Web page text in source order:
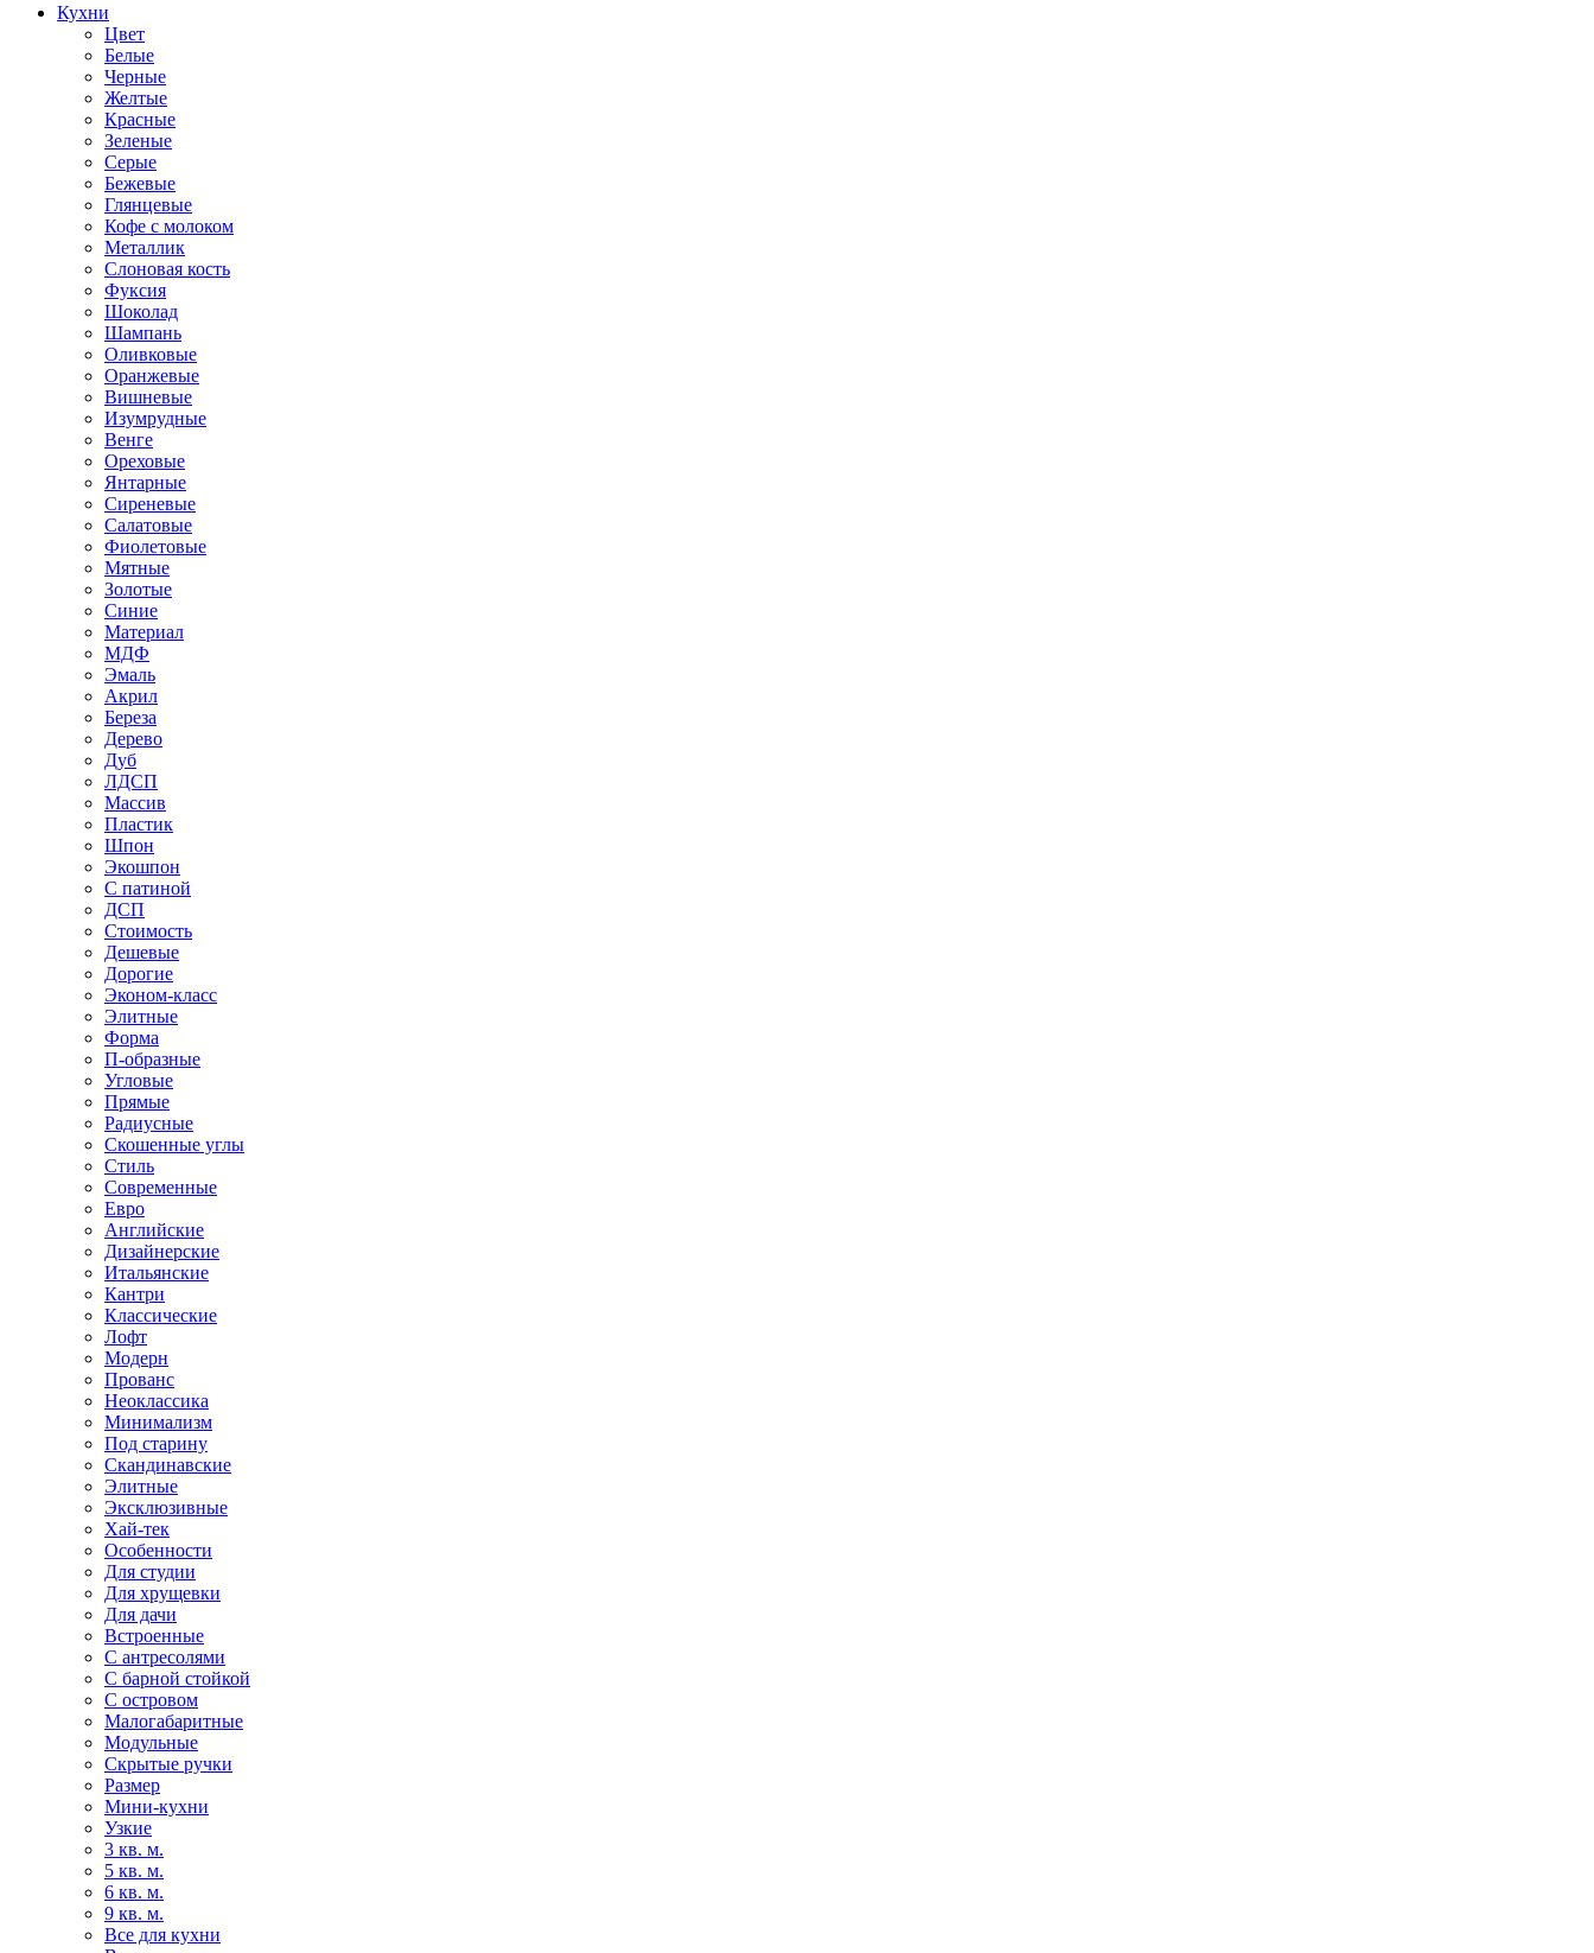
Кухни
Цвет
Белые
Черные
Желтые
Красные
Зеленые
Серые
Бежевые
Глянцевые
Кофе с молоком
Металлик
Слоновая кость
Фуксия
Шоколад
Шампань
Оливковые
Оранжевые
Вишневые
Изумрудные
Венге
Ореховые
Янтарные
Сиреневые
Салатовые
Фиолетовые
Мятные
Золотые
Синие
Материал
МДФ
Эмаль
Акрил
Береза
Дерево
Дуб
ЛДСП
Массив
Пластик
Шпон
Экошпон
С патиной
ДСП
Стоимость
Дешевые
Дорогие
Эконом-класс
Элитные
Форма
П-образные
Угловые
Прямые
Радиусные
Скошенные углы
Стиль
Современные
Евро
Английские
Дизайнерские
Итальянские
Кантри
Классические
Лофт
Модерн
Прованс
Неоклассика
Минимализм
Под старину
Скандинавские
Элитные
Эксклюзивные
Хай-тек
Особенности
Для студии
Для хрущевки
Для дачи
Встроенные
С антресолями
С барной стойкой
С островом
Малогабаритные
Модульные
Скрытые ручки
Размер
Мини-кухни
Узкие
3 кв. м.
5 кв. м.
6 кв. м.
9 кв. м.
Все для кухни